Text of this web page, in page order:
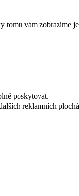
tomu vám zobrazíme
poskytovat.
reklamních